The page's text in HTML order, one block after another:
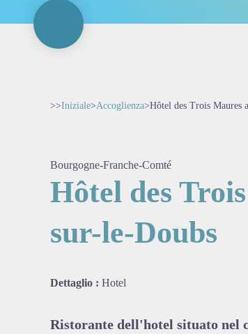
>>Iniziale>Accoglienza>Hôtel des Trois Maures
Bourgogne-Franche-Comté
Hôtel des
sur-le-Doubs
Dettaglio : Hotel
Ristorante dell'hotel situato nel